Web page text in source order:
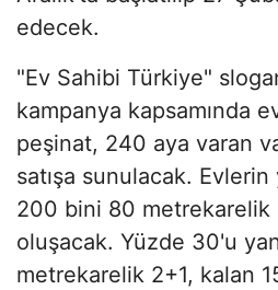
edecek.
"Ev Sahibi Türkiye"
kampanya kapsamında
peşinat, 240 aya varan
satışa sunulacak.
200 bini 80 metrekarelik
oluşacak. Yüzde 30'u
metrekarelik 2+1, kalan